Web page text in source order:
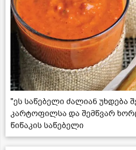
"ეს საწებელი ძალიან უხდება
კარტოფილსა და შემწვარ
წიწაკის საწებელი